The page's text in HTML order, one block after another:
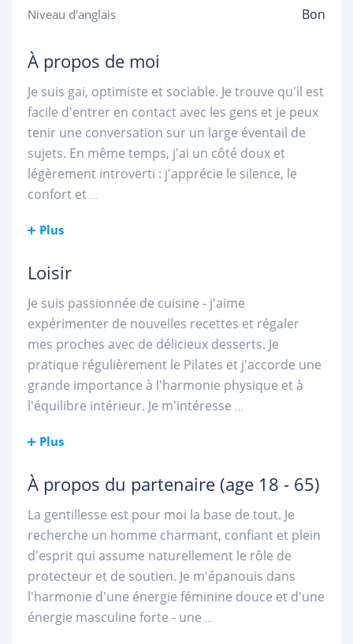
Niveau d'anglais Bon
À propos de moi
Je suis gai, optimiste et sociable. Je trouve qu'il est
facile d'entrer en contact avec les gens et je peux
tenir une conversation sur un large éventail de
sujets. En même temps, j'ai un côté doux et
légèrement introverti : j'apprécie le silence, le
confort et...
Plus
Loisir
Je suis passionnée de cuisine - j'aime
expérimenter de nouvelles recettes et régaler
mes proches avec de délicieux desserts. Je
pratique régulièrement le Pilates et j'accorde une
grande importance à l'harmonie physique et à
l'équilibre intérieur. Je m'intéresse ...
Plus
À propos du partenaire (age 18 - 65)
La gentillesse est pour moi la base de tout. Je
recherche un homme charmant, confiant et plein
d'esprit qui assume naturellement le rôle de
protecteur et de soutien. Je m'épanouis dans
l'harmonie d'une énergie féminine douce et d'une
énergie masculine forte - une ...